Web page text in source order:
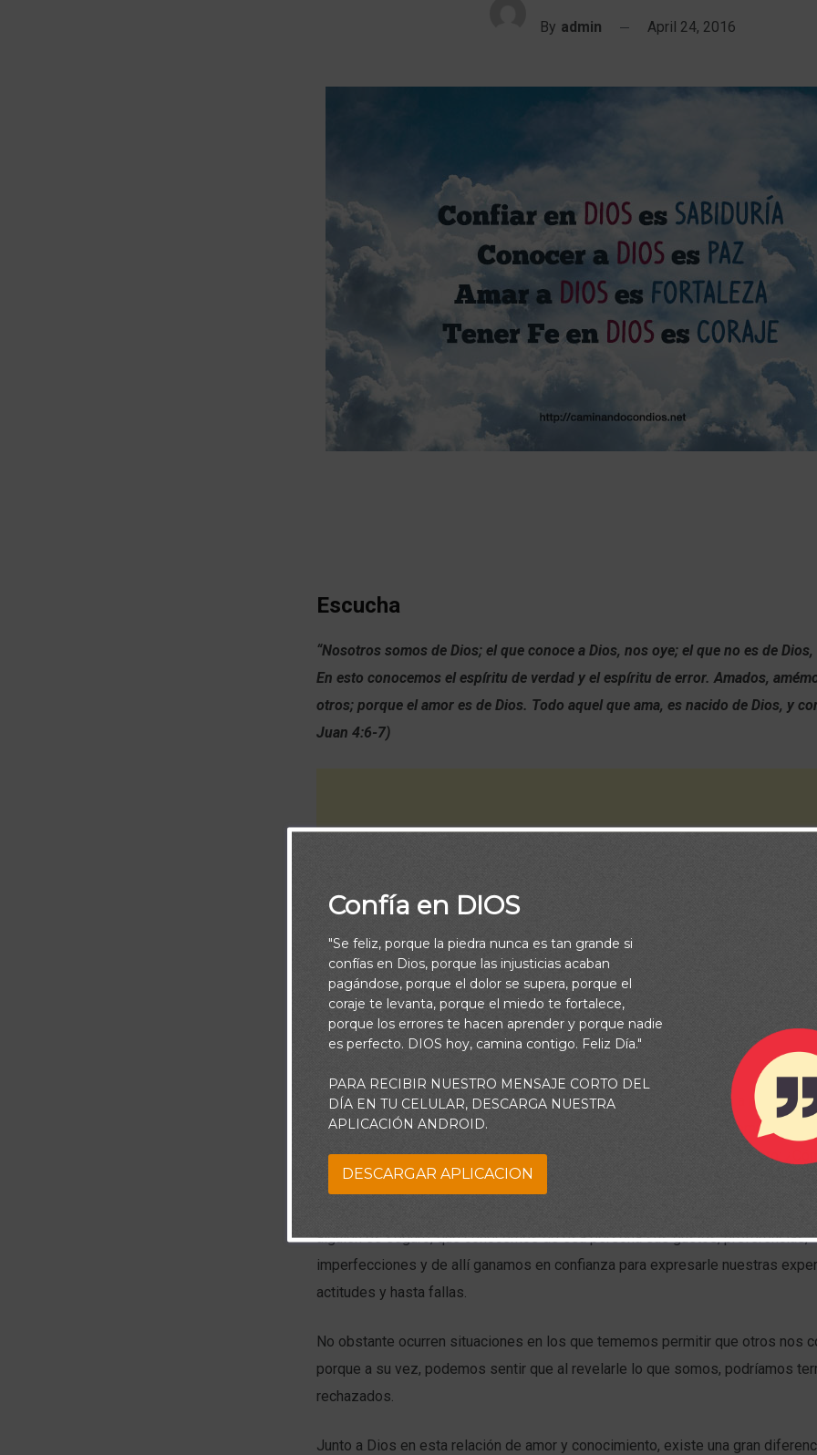
By admin April 24, 2016
Escucha
“Nosotros somos de Dios; el que conoce a Dios, nos oye; el que no es de
En esto conocemos el espíritu de verdad y el espíritu de error. Amados,
otros; porque el amor es de Dios. Todo aquel que ama, es nacido de Dios, y
Juan 4:6-7)
Piensa:
Un viejo canto de la escuela militar de mi ciudad natal, decía: “amo a mi patria
conozco y la conozco porque la amo” Al recordar esas palabras siempre
ciertamente existe una profunda relación entre el amor y el conocimiento:
enterarnos de todos los detalles de alguien o de algo si no tenemos por eso
alguien es seguro, que conocemos de esa persona sus gustos, preferencias,
imperfecciones y de allí ganamos en confianza para expresarle nuestras
actitudes y hasta fallas.
No obstante ocurren situaciones en los que tememos permitir que otros nos
porque a su vez, podemos sentir que al revelarle lo que somos, podríamos
rechazados.
Junto a Dios en esta relación de amor y conocimiento, existe una gran
Confía en DIOS
"Se feliz, porque la piedra nunca es tan grande si
confías en Dios, porque las injusticias acaban
pagándose, porque el dolor se supera, porque el
coraje te levanta, porque el miedo te fortalece,
porque los errores te hacen aprender y porque nadie
es perfecto. DIOS hoy, camina contigo. Feliz Día."
PARA RECIBIR NUESTRO MENSAJE CORTO DEL
DÍA EN TU CELULAR, DESCARGA NUESTRA
APLICACIÓN ANDROID.
DESCARGAR APLICACION